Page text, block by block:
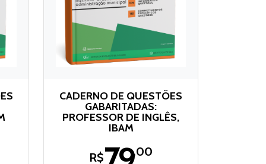
CADERNO DE QUESTÕES
GABARITADAS:
PROFESSOR DE INGLÊS,
IBAM
R$ ,00